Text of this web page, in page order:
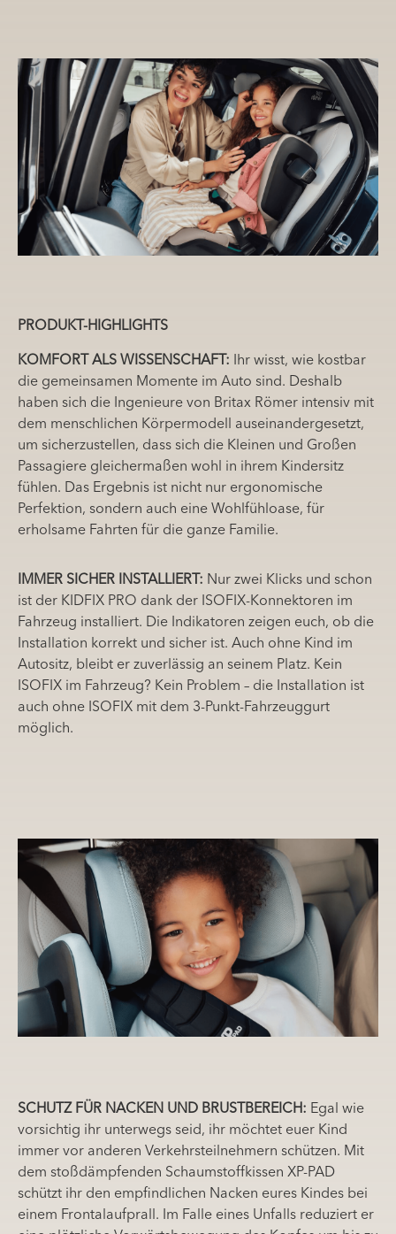
PRODUKT-HIGHLIGHTS
KOMFORT ALS WISSENSCHAFT: Ihr wisst, wie kostbar
die gemeinsamen Momente im Auto sind. Deshalb
haben sich die Ingenieure von Britax Römer intensiv mit
dem menschlichen Körpermodell auseinandergesetzt,
um sicherzustellen, dass sich die Kleinen und Großen
Passagiere gleichermaßen wohl in ihrem Kindersitz
fühlen. Das Ergebnis ist nicht nur ergonomische
Perfektion, sondern auch eine Wohlfühloase, für
erholsame Fahrten für die ganze Familie.
IMMER SICHER INSTALLIERT: Nur zwei Klicks und schon
ist der KIDFIX PRO dank der ISOFIX-Konnektoren im
Fahrzeug installiert. Die Indikatoren zeigen euch, ob die
Installation korrekt und sicher ist. Auch ohne Kind im
Autositz, bleibt er zuverlässig an seinem Platz. Kein
ISOFIX im Fahrzeug? Kein Problem – die Installation ist
auch ohne ISOFIX mit dem 3-Punkt-Fahrzeuggurt
möglich.
SCHUTZ FÜR NACKEN UND BRUSTBEREICH: Egal wie
vorsichtig ihr unterwegs seid, ihr möchtet euer Kind
immer vor anderen Verkehrsteilnehmern schützen. Mit
dem stoßdämpfenden Schaumstoffkissen XP-PAD
schützt ihr den empfindlichen Nacken eures Kindes bei
einem Frontalaufprall. Im Falle eines Unfalls reduziert er